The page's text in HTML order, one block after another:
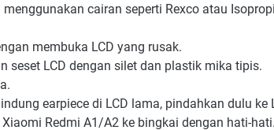
cairan seperti Rexco atau
membuka LCD yang rusak.
seset LCD dengan silet dan plastik mika tipis.
earpiece di LCD lama, pindahkan dulu ke
Redmi A1/A2 ke bingkai dengan hati-hati.